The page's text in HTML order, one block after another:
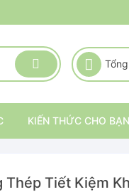
KIẾN THỨC CHO BẠN
Thép Tiết Kiệm